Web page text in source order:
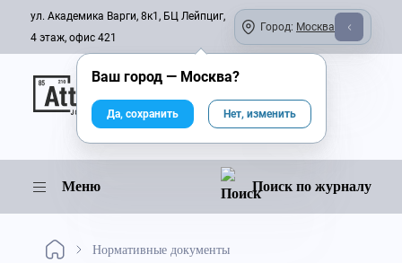
ул. Академика Варги, 8к1, БЦ Лейпциг,
4 этаж, офис 421
Город: Москва
Онлайн-журнал
Меню Поиск по журналу
Нормативные документы
Ваш город — Москва?
Да, сохранить Нет, изменить